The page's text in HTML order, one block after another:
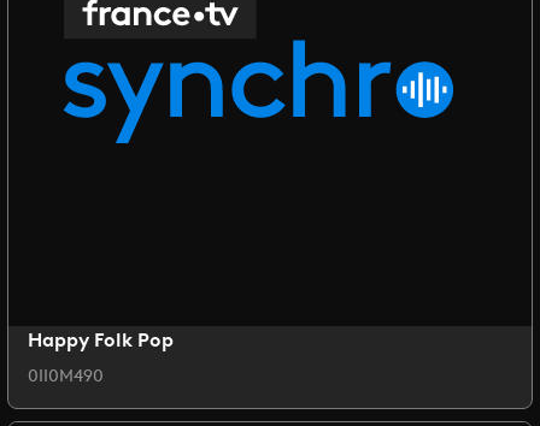
Happy Folk Pop
0II0M490